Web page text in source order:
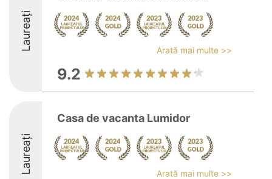
Laureați Arată mai multe >>
9.2
Laureați
Casa de vacanta Lumidor
Arată mai multe >>